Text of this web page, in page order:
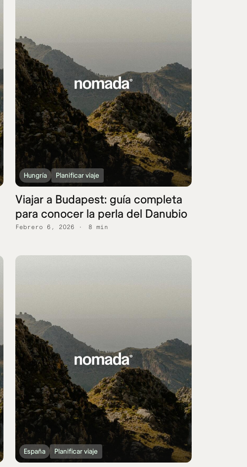
Hungría Planificar viaje
Viajar a Budapest: guía completa
para conocer la perla del Danubio
Febrero 6, 2026 8 min
España Planificar viaje